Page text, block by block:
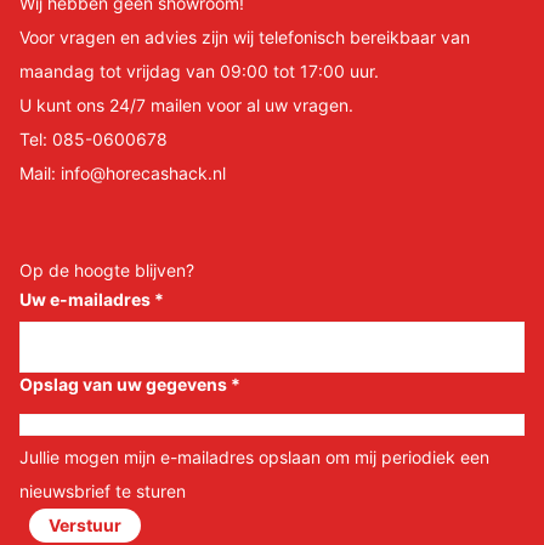
Voor vragen en advies zijn wij telefonisch bereikbaar van
maandag tot vrijdag van 09:00 tot 17:00 uur.
U kunt ons 24/7 mailen voor al uw vragen.
Tel: 085-0600678
Mail: info@horecashack.nl
Op de hoogte blijven?
Uw e-mailadres *
Opslag van uw gegevens *
Jullie mogen mijn e-mailadres opslaan om mij periodiek een
nieuwsbrief te sturen
Verstuur